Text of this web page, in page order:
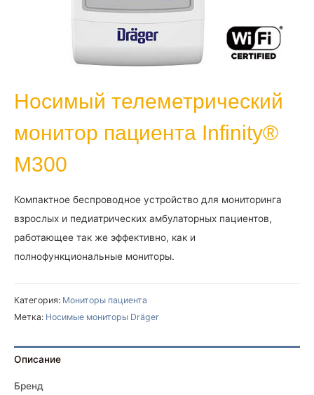
Носимый телеметрический
монитор пациента Infinity®
M300
Компактное беспроводное устройство для мониторинга
взрослых и педиатрических амбулаторных пациентов,
работающее так же эффективно, как и
полнофункциональные мониторы.
Категория: Мониторы пациента
Метка: Носимые мониторы Dräger
Описание
Бренд